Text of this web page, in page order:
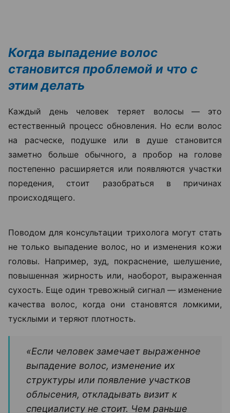
Когда выпадение волос
становится проблемой и что с
этим делать
Каждый день человек теряет волосы — это
естественный процесс обновления. Но если волос
на расческе, подушке или в душе становится
заметно больше обычного, а пробор на голове
постепенно расширяется или появляются участки
поредения, стоит разобраться в причинах
происходящего.
не только выпадение волос, но и изменения кожи
головы. Например, зуд, покраснение, шелушение,